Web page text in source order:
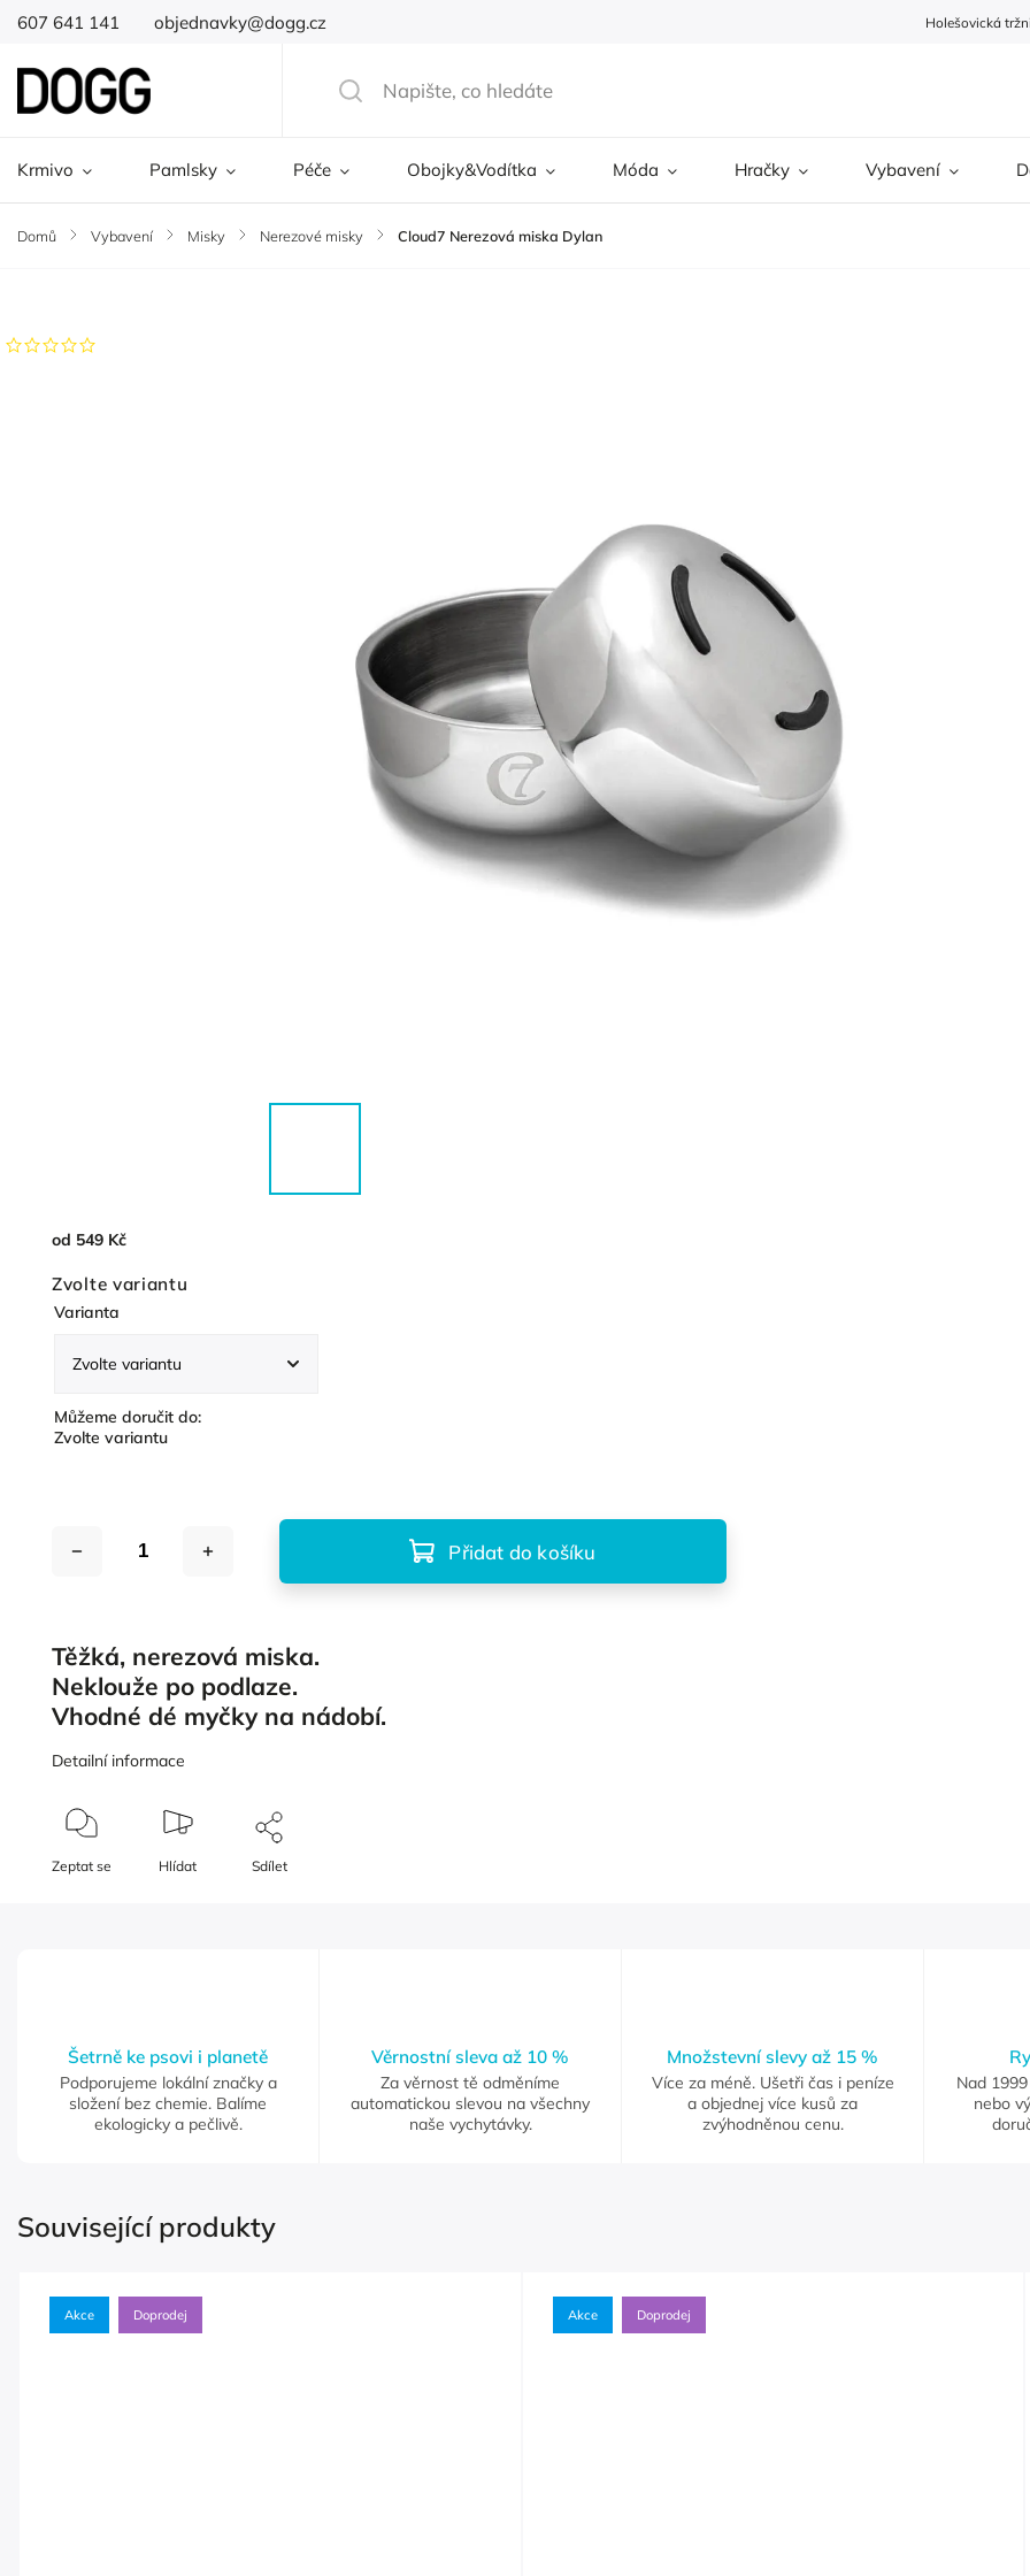
607 641 141 objednavky@dogg.cz Holešovická
Krmivo Pamlsky Péče Obojky&Vodítka Móda Hračky Vybavení
Domů / Vybavení / Misky / Nerezové misky / Cloud7 Nerezová miska Dylan
od 549 Kč
Zvolte variantu
Varianta
Můžeme doručit do:
Zvolte variantu
Přidat do košíku
Těžká, nerezová miska.
Neklouže po podlaze.
Vhodné dé myčky na nádobí.
Detailní informace
Zeptat se Hlídat Sdílet
Šetrně ke psovi i planetě
Podporujeme lokální značky a
složení bez chemie. Balíme
ekologicky a pečlivě.
Věrnostní sleva až 10 %
Za věrnost tě odměníme
automatickou slevou na všechny
naše vychytávky.
Množstevní slevy až 15 %
Více za méně. Ušetři čas i peníze
a objednej více kusů za
zvýhodněnou cenu.
Nad
nebo
Související produkty
Akce Doprodej Akce Doprodej